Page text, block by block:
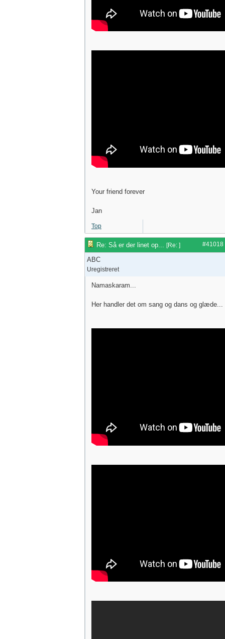
Your friend forever
Jan
Top
#41018
Re: Så er der linet op... [Re: ]
ABC
Uregistreret
Namaskaram...
Her handler det om sang og dans og glæde...